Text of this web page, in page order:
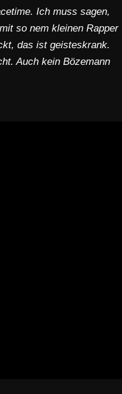
Ich muss sagen,
so nem kleinen Rapper
das ist geisteskrank.
Auch kein Bözemann